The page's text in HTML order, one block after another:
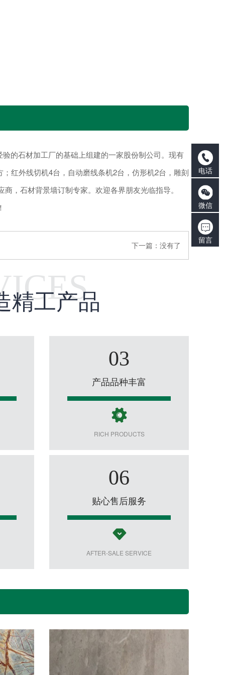
石材加工厂的基础上组建的一家股份制公司。现有
红外线切机4台，自动磨线条机2台，仿形机2台，雕刻
，石材背景墙订制专家。欢迎各界朋友光临指导。
下一篇： 没有了
精工产品
03
产品品种丰富
RICH PRODUCTS
06
贴心售后服务
AFTER-SALE SERVICE
电话
微信
留言